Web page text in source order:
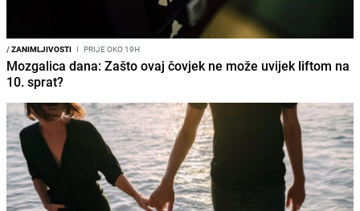
/ZANIMLJIVOSTI I PRIJE OKO 19H
Mozgalica dana: Zašto ovaj čovjek ne može uvijek liftom na
10. sprat?